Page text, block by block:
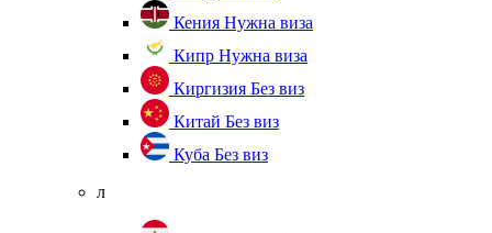
Кения Нужна виза
Кипр Нужна виза
Киргизия Без виз
Китай Без виз
Куба Без виз
л